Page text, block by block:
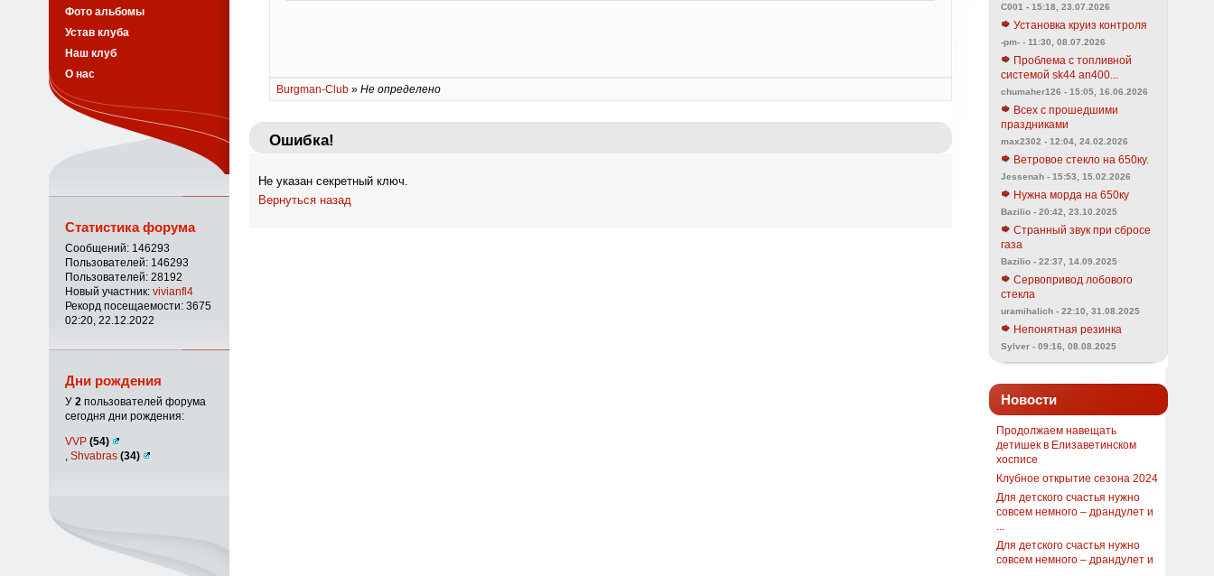
Burgman-Club» Не определено
Ошибка!
Не указан секретный ключ.
Вернуться назад
C001 - 15:18, 23.07.2026
Установка круиз контроля
-pm- - 11:30, 08.07.2026
Проблема с топливной
системой sk44 an400...
chumaher126 - 15:05, 16.06.2026
Всех с прошедшими
праздниками
max2302 - 12:04, 24.02.2026
Ветровое стекло на 650ку.
Jessenah - 15:53, 15.02.2026
Нужна морда на 650ку
Bazilio - 20:42, 23.10.2025
Странный звук при сбросе
газа
Bazilio - 22:37, 14.09.2025
Сервопривод лобового
стекла
uramihalich - 22:10, 31.08.2025
Непонятная резинка
Sylver - 09:16, 08.08.2025
Новости
Продолжаем навещать
детишек в Елизаветинском
хосписе
Клубное открытие сезона 2024
Для детского счастья нужно
совсем немного – драндулет и
Для детского счастья нужно
совсем немного – драндулет и
Фото альбомы
Устав клуба
Наш клуб
О нас
Статистика форума
Сообщений: 146293
Пользователей: 146293
Пользователей: 28192
Новый участник: vivianfl4
Рекорд посещаемости: 3675
02:20, 22.12.2022
Дни рождения
У 2пользователей форума
сегодня дни рождения:
VVP (54)
Shvabras (34)